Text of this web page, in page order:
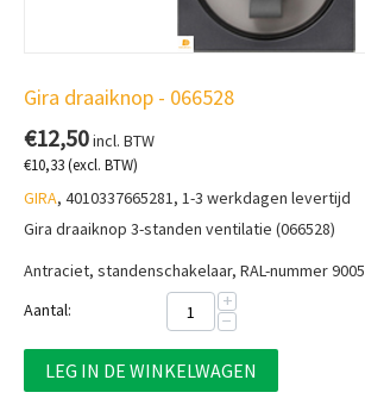
Gira draaiknop - 066528
€12,50incl. BTW
€10,33(excl. BTW)
GIRA, 4010337665281, 1-3 werkdagen levertijd
Gira draaiknop 3-standen ventilatie (066528)
Antraciet, standenschakelaar, RAL-nummer 9005
Aantal:
+
−
LEG IN DE WINKELWAGEN